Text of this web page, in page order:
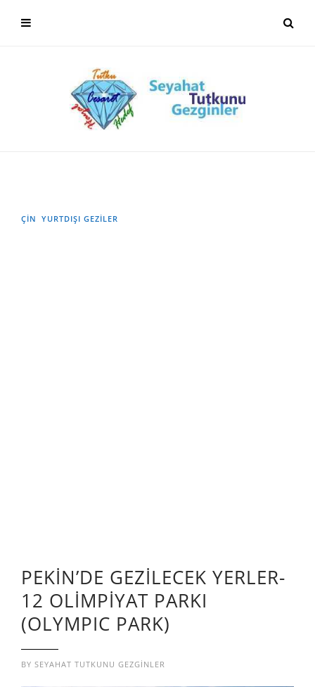
ÇIN YURTDIŞI GEZILER
PEKİN’DE GEZİLECEK YERLER-
12 OLİMPİYAT PARKI
(OLYMPIC PARK)
BY SEYAHAT TUTKUNU GEZGINLER